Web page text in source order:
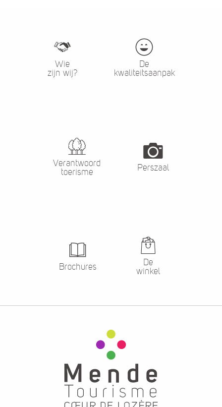
Wie
zijn wij?
De
kwaliteitsaanpak
Verantwoord
toerisme
Perszaal
Brochures
De
winkel